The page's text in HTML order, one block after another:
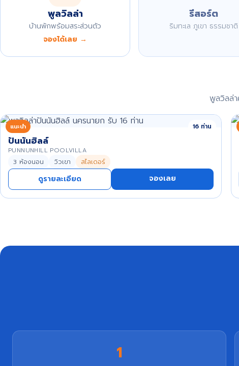
พูลวิลล่า
บ้านพักพร้อมสระส่วนตัว
จองได้เลย →
รีสอร์ต
ริมทะเล ภูเขา ธรรมชาติ
พูลวิลล่
แนะนำ 16 ท่าน
ปันนันฮิลล์
PUNNUNHILL POOLVILLA
3 ห้องนอน วิวเขา สไลเดอร์
ดูรายละเอียด จองเลย
1